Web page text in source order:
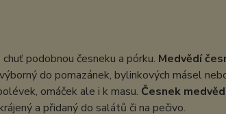
podobnou česneku a pórku. Medvědí
do pomazánek, bylinkových másel
omáček ale i k masu. Česnek
a přidaný do salátů či na pečivo.